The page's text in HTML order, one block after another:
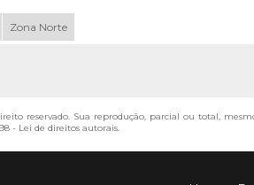
Zona Norte
reservado. Sua reprodução, parcial ou total,
- Lei de direitos autorais.